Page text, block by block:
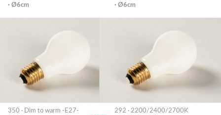
· Ø6cm · Ø6cm
350 · Dim to warm -E27-
292 · 2200/2400/2700K